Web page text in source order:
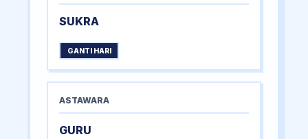
SUKRA
GANTI HARI
ASTAWARA
GURU